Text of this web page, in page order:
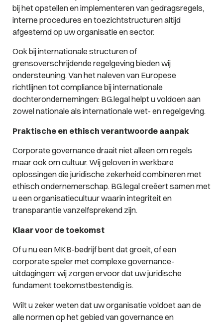
bij het opstellen en implementeren van gedragsregels,
interne procedures en toezichtstructuren altijd
afgestemd op uw organisatie en sector.
Ook bij internationale structuren of
grensoverschrijdende regelgeving bieden wij
ondersteuning. Van het naleven van Europese
richtlijnen tot compliance bij internationale
dochterondernemingen: BG.legal helpt u voldoen aan
zowel nationale als internationale wet- en regelgeving.
Praktische en ethisch verantwoorde aanpak
Corporate governance draait niet alleen om regels
maar ook om cultuur. Wij geloven in werkbare
oplossingen die juridische zekerheid combineren met
ethisch ondernemerschap. BG.legal creëert samen met
u een organisatiecultuur waarin integriteit en
transparantie vanzelfsprekend zijn.
Klaar voor de toekomst
Of u nu een MKB-bedrijf bent dat groeit, of een
corporate speler met complexe governance-
uitdagingen: wij zorgen ervoor dat uw juridische
fundament toekomstbestendig is.
Wilt u zeker weten dat uw organisatie voldoet aan de
alle normen op het gebied van governance en